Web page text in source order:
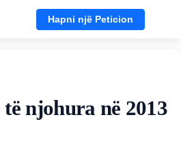
Hapni një Peticion
njohura në 2013